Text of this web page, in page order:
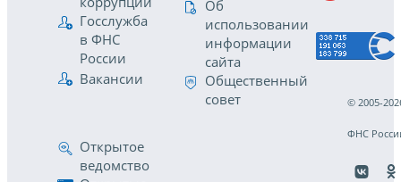
Госслужба
в ФНС
России
Вакансии
Об
использовании
информации
сайта
Общественный
совет
Открытое
ведомство
© 2005-
ФНС